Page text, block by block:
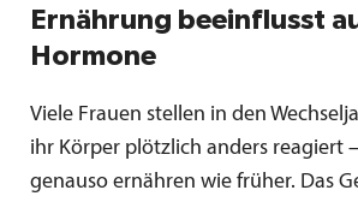
Ernährung beeinflusst
Hormone
Viele Frauen stellen in den
ihr Körper plötzlich anders reagiert
genauso ernähren wie früher. Das